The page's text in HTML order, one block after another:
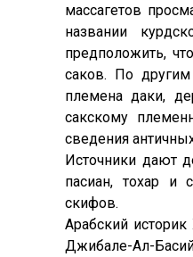
массагетов
названии
предположить,
саков. По
племена даки,
сакскому
сведения
Источники дают
пасиан, тохар и
скифов.
Арабский
Джибале-Ал-